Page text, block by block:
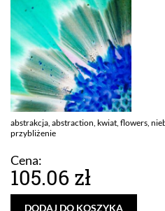
abstrakcja, abstraction, kwiat, flowers,
przybliżenie
Cena:
105.06 zł
DODAJ DO KOSZYKA